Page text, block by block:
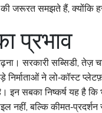
की जरूरत समझते हैं, क्योंकि
प्रभाव
सरकारी सब्सिडी, तेज़
ने लो‑कॉस्ट
इन सबका निष्कर्ष यह है कि
नहीं, बल्कि कीमत‑प्रदर्शन